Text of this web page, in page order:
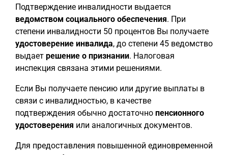
Подтверждение инвалидности выдается
ведомством социального обеспечения. При
степени инвалидности 50 процентов Вы получаете
удостоверение инвалида, до степени 45 ведомство
выдает решение о признании. Налоговая
инспекция связана этими решениями.
Если Вы получаете пенсию или другие выплаты в
связи с инвалидностью, в качестве
подтверждения обычно достаточно пенсионного
удостоверения или аналогичных документов.
Для предоставления повышенной единовременной